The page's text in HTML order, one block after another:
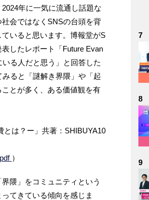
年に一気に流通し話題な
会ではなくSNSの台頭を背
いると思います。博報堂がS
したレポート「Future Evan
る人だと思う」と回答した
ると「謎解き界隈」や「起
とが多く、ある価値観を有
とは？ー」共著：SHIBUYA10
）
隈」をコミュニティという
てきている傾向を感じま
7
8
9